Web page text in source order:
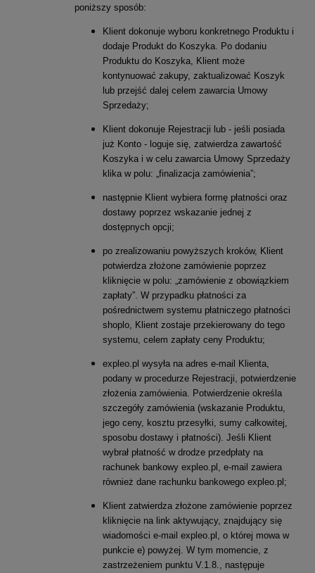
poniższy sposób:
Klient dokonuje wyboru konkretnego Produktu i
dodaje Produkt do Koszyka. Po dodaniu
Produktu do Koszyka, Klient może
kontynuować zakupy, zaktualizować Koszyk
lub przejść dalej celem zawarcia Umowy
Sprzedaży;
Klient dokonuje Rejestracji lub - jeśli posiada
już Konto - loguje się, zatwierdza zawartość
Koszyka i w celu zawarcia Umowy Sprzedaży
klika w polu: „finalizacja zamówienia”;
następnie Klient wybiera formę płatności oraz
dostawy poprzez wskazanie jednej z
dostępnych opcji;
po zrealizowaniu powyższych kroków, Klient
potwierdza złożone zamówienie poprzez
kliknięcie w polu: „zamówienie z obowiązkiem
zapłaty”. W przypadku płatności za
pośrednictwem systemu płatniczego płatności
shoplo, Klient zostaje przekierowany do tego
systemu, celem zapłaty ceny Produktu;
expleo.pl wysyła na adres e-mail Klienta,
podany w procedurze Rejestracji, potwierdzenie
złożenia zamówienia. Potwierdzenie określa
szczegóły zamówienia (wskazanie Produktu,
jego ceny, kosztu przesyłki, sumy całkowitej,
sposobu dostawy i płatności). Jeśli Klient
wybrał płatność w drodze przedpłaty na
rachunek bankowy expleo.pl, e-mail zawiera
również dane rachunku bankowego expleo.pl;
Klient zatwierdza złożone zamówienie poprzez
kliknięcie na link aktywujący, znajdujący się
wiadomości e-mail expleo.pl, o której mowa w
punkcie e) powyżej. W tym momencie, z
zastrzeżeniem punktu V.1.8., następuje